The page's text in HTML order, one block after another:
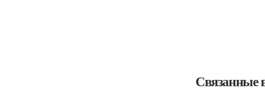
Связанные